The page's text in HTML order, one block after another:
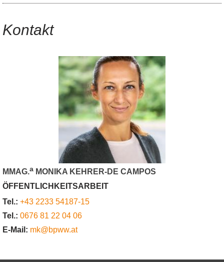
Kontakt
MMAG.a MONIKA KEHRER-DE CAMPOS
ÖFFENTLICHKEITSARBEIT
Tel.: +43 2233 54187-15
Tel.: 0676 81 22 04 06
E-Mail: mk@bpww.at